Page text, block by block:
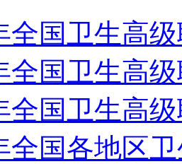
全国卫生高
全国卫生高
全国卫生高
全国各地区